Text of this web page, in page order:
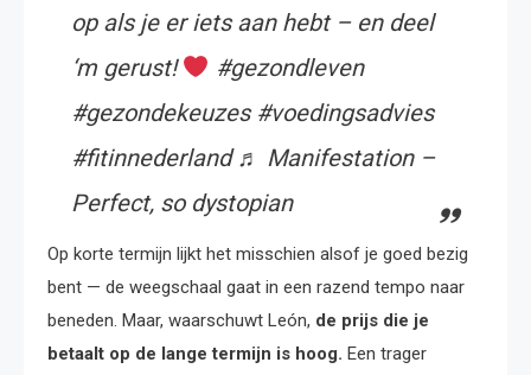
op als je er iets aan hebt – en deel
‘m gerust!
#gezondleven
#gezondekeuzes #voedingsadvies
#fitinnederland ♬ Manifestation –
Perfect, so dystopian
Op korte termijn lijkt het misschien alsof je goed bezig
bent — de weegschaal gaat in een razend tempo naar
beneden. Maar, waarschuwt León, de prijs die je
betaalt op de lange termijn is hoog. Een trager